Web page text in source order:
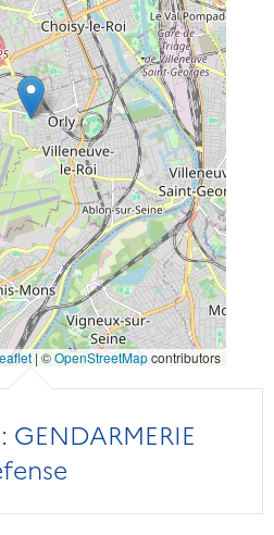
| ©OpenStreetMapcontributors
GENDARMERIE